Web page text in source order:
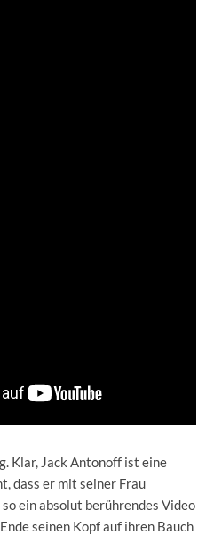
Klar, Jack Antonoff ist eine
dass er mit seiner Frau
ein absolut berührendes Video
seinen Kopf auf ihren Bauch